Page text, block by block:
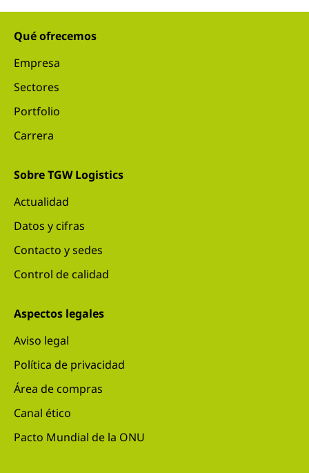
Qué ofrecemos
Empresa
Sectores
Portfolio
Carrera
Sobre TGW Logistics
Actualidad
Datos y cifras
Contacto y sedes
Control de calidad
Aspectos legales
Aviso legal
Política de privacidad
Área de compras
Canal ético
Pacto Mundial de la ONU